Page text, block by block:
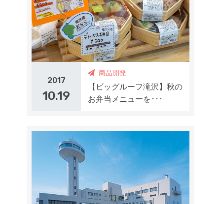
2017
10.19
商品開発
【ビッグルーフ滝沢】秋の
お弁当メニューを･･･